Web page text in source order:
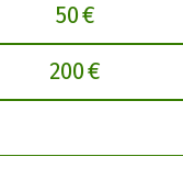
50 €
200 €Beitrag